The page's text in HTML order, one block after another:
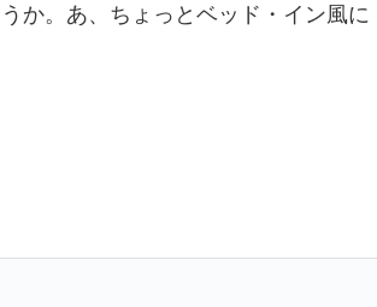
か。あ、ちょっとベッド・イン風に